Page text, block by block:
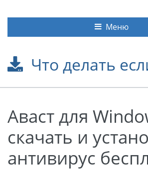
Что делать
Меню
Аваст для
скачать и
антивирус